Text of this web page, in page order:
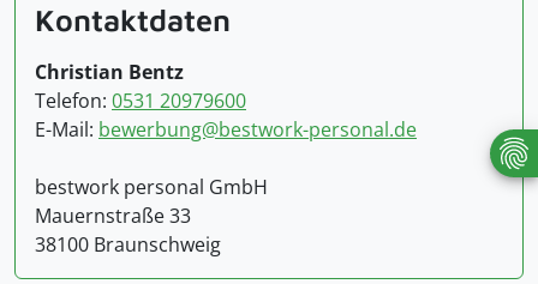
Kontaktdaten
Christian Bentz
Telefon: 0531 20979600
E-Mail: bewerbung@bestwork-personal.de
bestwork personal GmbH
Mauernstraße 33
38100 Braunschweig